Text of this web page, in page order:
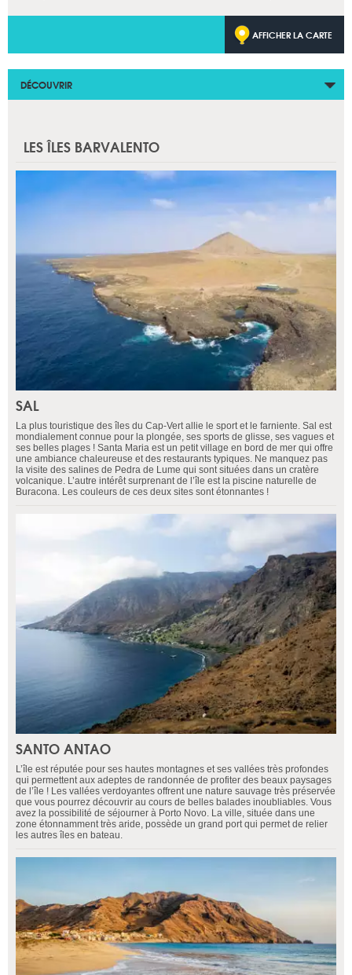
AFFICHER LA CARTE
DÉCOUVRIR
LES ÎLES BARVALENTO
SAL
La plus touristique des îles du Cap-Vert allie le sport et le farniente. Sal est
mondialement connue pour la plongée, ses sports de glisse, ses vagues et
ses belles plages ! Santa Maria est un petit village en bord de mer qui offre
une ambiance chaleureuse et des restaurants typiques. Ne manquez pas
la visite des salines de Pedra de Lume qui sont situées dans un cratère
volcanique. L’autre intérêt surprenant de l’île est la piscine naturelle de
Buracona. Les couleurs de ces deux sites sont étonnantes !
SANTO ANTAO
L’île est réputée pour ses hautes montagnes et ses vallées très profondes
qui permettent aux adeptes de randonnée de profiter des beaux paysages
de l’île ! Les vallées verdoyantes offrent une nature sauvage très préservée
que vous pourrez découvrir au cours de belles balades inoubliables. Vous
avez la possibilité de séjourner à Porto Novo. La ville, située dans une
zone étonnamment très aride, possède un grand port qui permet de relier
les autres îles en bateau.